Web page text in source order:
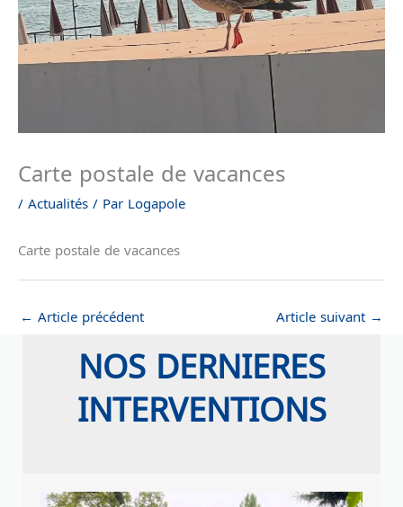
Carte postale de vacances
/ Actualités / Par Logapole
Carte postale de vacances
← Article précédent Article suivant →
NOS DERNIERES
INTERVENTIONS